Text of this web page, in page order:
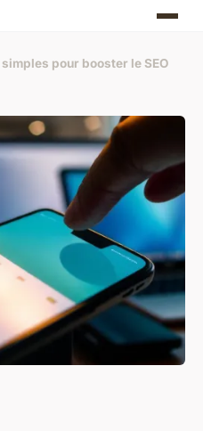
pour booster le SEO